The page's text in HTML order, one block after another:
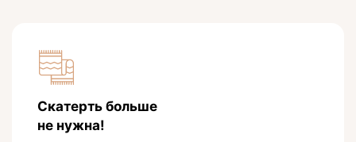
Скатерть больше
не нужна!